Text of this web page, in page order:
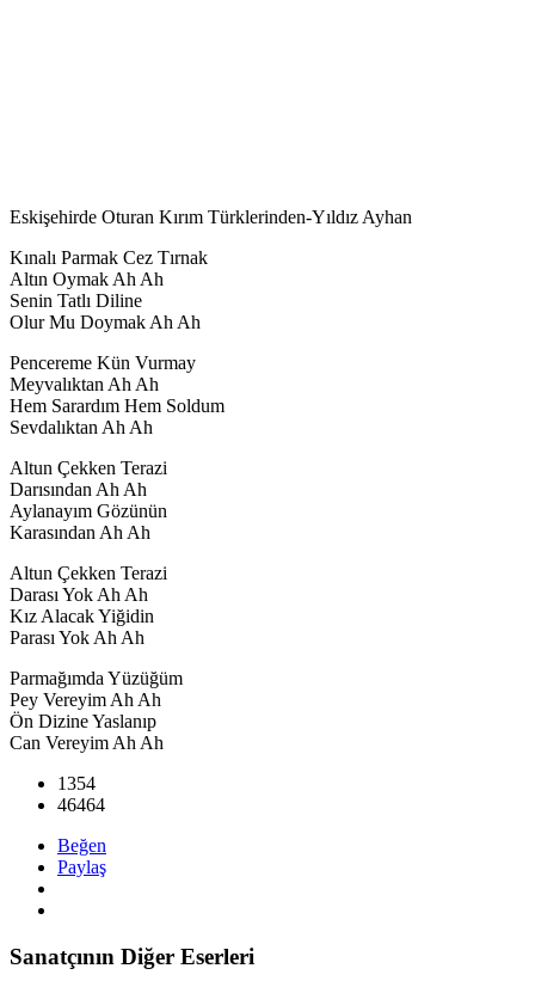
Eskişehirde Oturan Kırım Türklerinden-Yıldız Ayhan
Kınalı Parmak Cez Tırnak
Altın Oymak Ah Ah
Senin Tatlı Diline
Olur Mu Doymak Ah Ah
Pencereme Kün Vurmay
Meyvalıktan Ah Ah
Hem Sarardım Hem Soldum
Sevdalıktan Ah Ah
Altun Çekken Terazi
Darısından Ah Ah
Aylanayım Gözünün
Karasından Ah Ah
Altun Çekken Terazi
Darası Yok Ah Ah
Kız Alacak Yiğidin
Parası Yok Ah Ah
Parmağımda Yüzüğüm
Pey Vereyim Ah Ah
Ön Dizine Yaslanıp
Can Vereyim Ah Ah
1354
46464
Beğen
Paylaş
Sanatçının Diğer Eserleri